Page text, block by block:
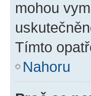
mohou
Tímto
Nahoru